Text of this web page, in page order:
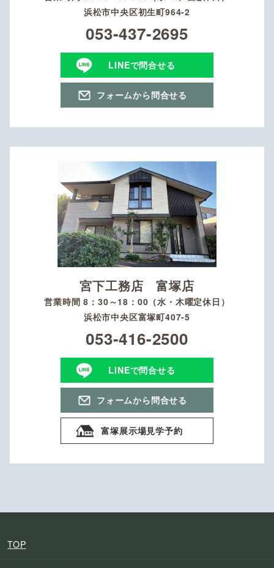
浜松市中央区初生町964-2
053-437-2695
LINEで問合せる
フォームから問合せる
宮下工務店 富塚店
営業時間 8：30～18：00（水・木曜定休日）
浜松市中央区富塚町407-5
053-416-2500
LINEで問合せる
フォームから問合せる
富塚展示場見学予約
TOP